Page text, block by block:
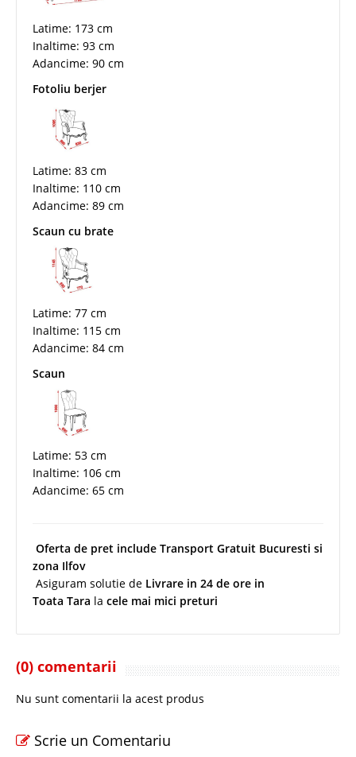
Latime: 173 cm
Inaltime: 93 cm
Adancime: 90 cm
Fotoliu berjer
Latime: 83 cm
Inaltime: 110 cm
Adancime: 89 cm
Scaun cu brate
Latime: 77 cm
Inaltime: 115 cm
Adancime: 84 cm
Scaun
Latime: 53 cm
Inaltime: 106 cm
Adancime: 65 cm
Oferta de pret include Transport Gratuit Bucuresti si
zona Ilfov
Asiguram solutie de Livrare in 24 de ore in
Toata Tara la cele mai mici preturi
(0) comentarii
Nu sunt comentarii la acest produs
Scrie un Comentariu